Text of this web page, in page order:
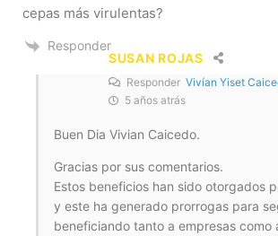
cepas más virulentas?
Responder
SUSAN ROJAS
Responder Vivían Yiset
5 años atrás
Buen Dia Vivian Caicedo.
Gracias por sus comentarios.
Estos beneficios han sido otorgados
y este ha generado prorrogas para
beneficiando tanto a empresas como